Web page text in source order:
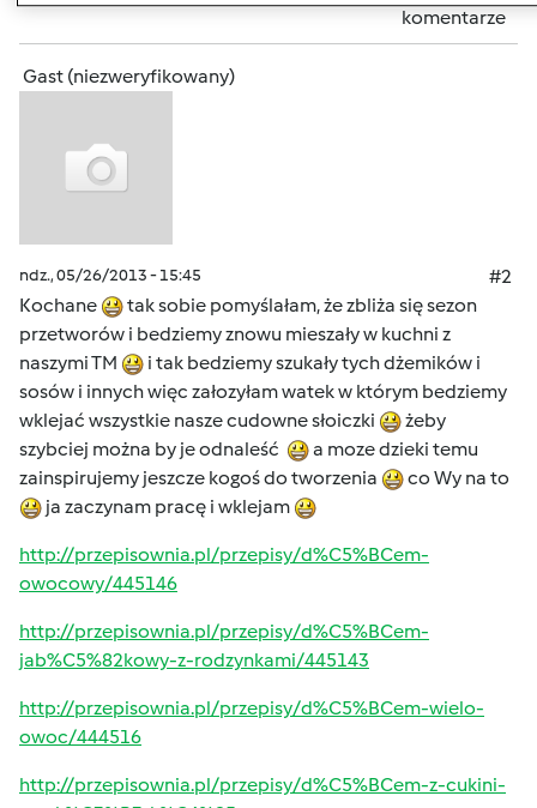
komentarze
Gast (niezweryfikowany)
ndz., 05/26/2013 - 15:45
#2
Kochane
tak sobie pomyślałam, że zbliża się sezon
przetworów i bedziemy znowu mieszały w kuchni z
naszymi TM
i tak bedziemy szukały tych dżemików i
sosów i innych więc załozyłam watek w którym bedziemy
wklejać wszystkie nasze cudowne słoiczki
żeby
szybciej można by je odnaleść
a moze dzieki temu
zainspirujemy jeszcze kogoś do tworzenia
co Wy na to
ja zaczynam pracę i wklejam
http://przepisownia.pl/przepisy/d%C5%BCem-
owocowy/445146
http://przepisownia.pl/przepisy/d%C5%BCem-
jab%C5%82kowy-z-rodzynkami/445143
http://przepisownia.pl/przepisy/d%C5%BCem-wielo-
owoc/444516
http://przepisownia.pl/przepisy/d%C5%BCem-z-cukini-